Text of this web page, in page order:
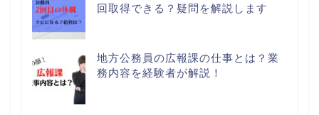
回取得できる？疑問を解説します
地方公務員の広報課の仕事とは？業
務内容を経験者が解説！